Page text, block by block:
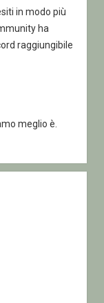
in modo più
ha
raggiungibile
meglio è.